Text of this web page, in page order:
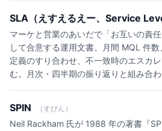
SLA（えすえるえー、Service
マーケと営業のあいだで「お互いの責
して合意する運用文書。月間 MQL 件数
定義のすり合わせ、不一致時のエスカ
む。月次・四半期の振り返りと組み合わ
SPIN （すぴん）
Neil Rackham 氏が 1988 年の著書『